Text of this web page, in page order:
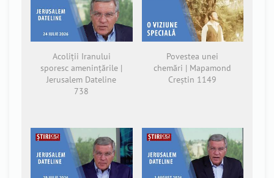
Acoliții Iranului
sporesc amenințările |
Jerusalem Dateline
738
Povestea unei
chemări | Mapamond
Creștin 1149